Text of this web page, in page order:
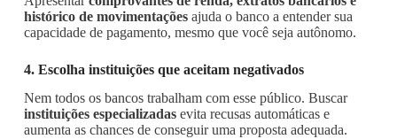
histórico de movimentaçõesajuda o banco a entender sua
capacidade de pagamento, mesmo que você seja autônomo.
4. Escolha instituições que aceitam negativados
Nem todos os bancos trabalham com esse público. Buscar
instituições especializadasevita recusas automáticas e
aumenta as chances de conseguir uma proposta adequada.